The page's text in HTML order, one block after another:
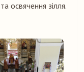
освячення зілля.